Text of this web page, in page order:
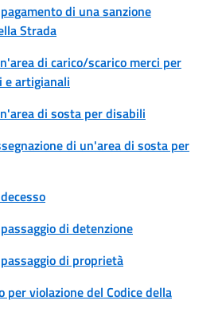
di una sanzione
Strada
di carico/scarico merci per
e artigianali
di sosta per disabili
di un'area di sosta per
di detenzione
di proprietà
per violazione del Codice della